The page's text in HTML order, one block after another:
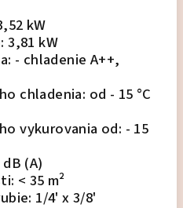
kW
3,81 kW
- chladenie A++,
chladenia: od - 15 °C
vykurovania od: - 15
(A)
< 35 m²
1/4' x 3/8'